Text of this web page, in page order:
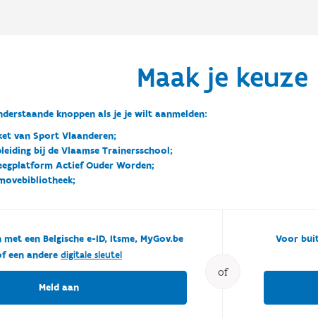
Maak je keuze
knoppen als je je wilt aanmelden:
van Sport Vlaanderen;
bij de Vlaamse Trainersschool;
Actief Ouder Worden;
of
een Belgische e-ID, Itsme, MyGov.be
een andere digitale sleutel
Meld aan
Voor